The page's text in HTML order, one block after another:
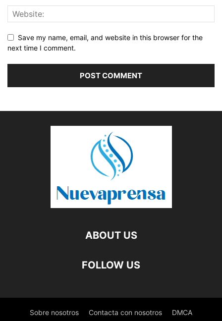
Save my name, email, and website in this browser for the
next time I comment.
ABOUT US
FOLLOW US
Sobre nosotros Contacta con nosotros DMCA